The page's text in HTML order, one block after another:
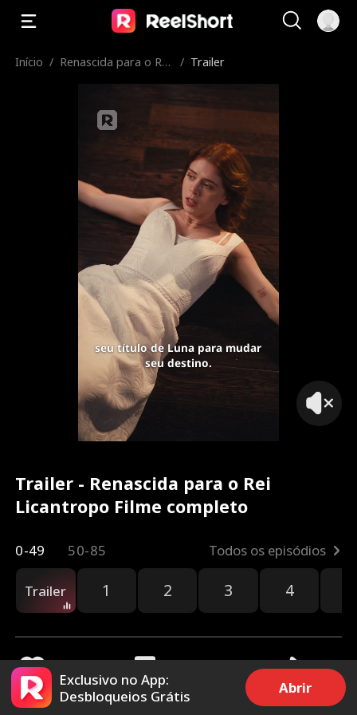
Início / Renascida para o Rei
/ Trailer
seu título de Luna para mudar
seu destino.
Trailer - Renascida para o Rei
Licantropo Filme completo
0-49 50-85 Todos os episódios
Trailer 1 2 3 4
2.3k 30.7k Compartilhar
Exclusivo no App:
Desbloqueios Grátis
Abrir